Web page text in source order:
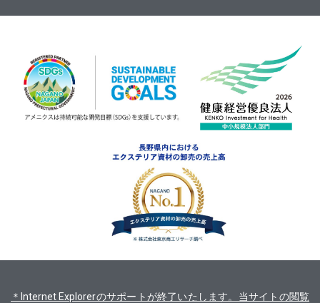
＊Internet Explorerのサポートが終了いたします。当サイトの閲覧